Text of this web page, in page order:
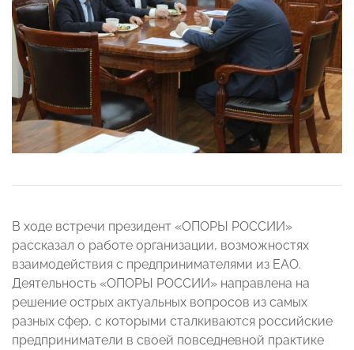
В ходе встречи президент «ОПОРЫ РОССИИ»
рассказал о работе организации, возможностях
взаимодействия с предпринимателями из ЕАО.
Деятельность «ОПОРЫ РОССИИ» направлена на
решение острых актуальных вопросов из самых
разных сфер, с которыми сталкиваются российские
предприниматели в своей повседневной практике